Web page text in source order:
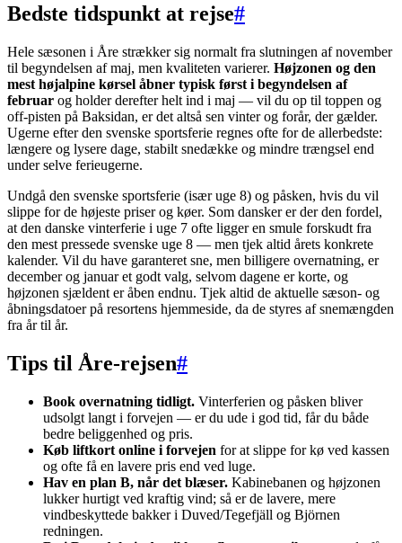
Bedste tidspunkt at rejse#
Hele sæsonen i Åre strækker sig normalt fra slutningen af november
til begyndelsen af maj, men kvaliteten varierer. Højzonen og den
mest højalpine kørsel åbner typisk først i begyndelsen af
februar og holder derefter helt ind i maj — vil du op til toppen og
off-pisten på Baksidan, er det altså sen vinter og forår, der gælder.
Ugerne efter den svenske sportsferie regnes ofte for de allerbedste:
længere og lysere dage, stabilt snedække og mindre trængsel end
under selve ferieugerne.
Undgå den svenske sportsferie (især uge 8) og påsken, hvis du vil
slippe for de højeste priser og køer. Som dansker er der den fordel,
at den danske vinterferie i uge 7 ofte ligger en smule forskudt fra
den mest pressede svenske uge 8 — men tjek altid årets konkrete
kalender. Vil du have garanteret sne, men billigere overnatning, er
december og januar et godt valg, selvom dagene er korte, og
højzonen sjældent er åben endnu. Tjek altid de aktuelle sæson- og
åbningsdatoer på resortens hjemmeside, da de styres af snemængden
fra år til år.
Tips til Åre-rejsen#
Book overnatning tidligt. Vinterferien og påsken bliver
udsolgt langt i forvejen — er du ude i god tid, får du både
bedre beliggenhed og pris.
Køb liftkort online i forvejen for at slippe for kø ved kassen
og ofte få en lavere pris end ved luge.
Hav en plan B, når det blæser. Kabinebanen og højzonen
lukker hurtigt ved kraftig vind; så er de lavere, mere
vindbeskyttede bakker i Duved/Tegefjäll og Björnen
redningen.